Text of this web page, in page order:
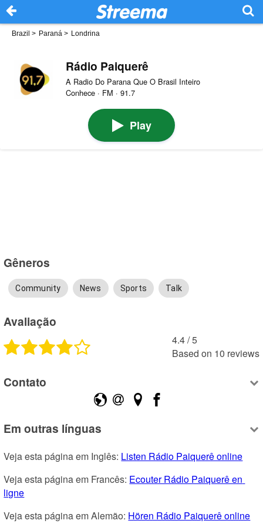
Brazil > Paraná > Londrina
Rádio Paiquerê
A Radio Do Parana Que O Brasil Inteiro
Conhece · FM · 91.7
Play
Gêneros
Community News Sports Talk
Avaliação
4.4 /5
Based on 10 reviews
Contato
Em outras línguas
Veja esta página em Inglês: Listen Rádio Paiquerê online
Veja esta página em Francês: Ecouter Rádio Paiquerê en
ligne
Veja esta página em Alemão: Hören Rádio Paiquerê online